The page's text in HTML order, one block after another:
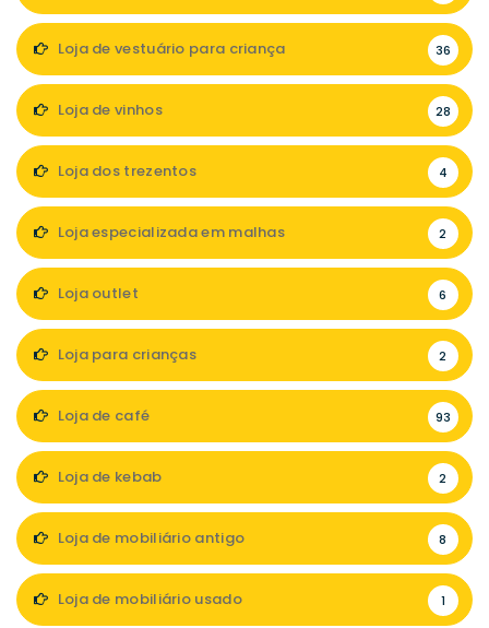
Loja de vestuário para criança 36
Loja de vinhos 28
Loja dos trezentos 4
Loja especializada em malhas 2
Loja outlet 6
Loja para crianças 2
Loja de café 93
Loja de kebab 2
Loja de mobiliário antigo 8
Loja de mobiliário usado 1